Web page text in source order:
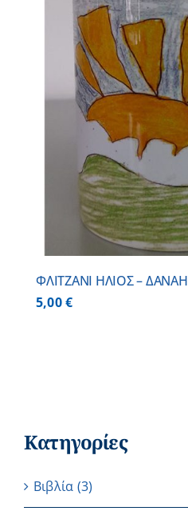
ΦΛΙΤΖΑΝΙ ΗΛΙΟΣ – ΔΑΝΑΗ
5,00€
Κατηγορίες
Βιβλία (3)